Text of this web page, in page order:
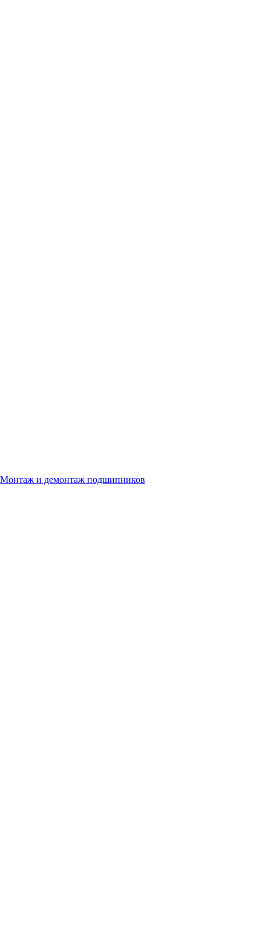
Монтаж и демонтаж подшипников